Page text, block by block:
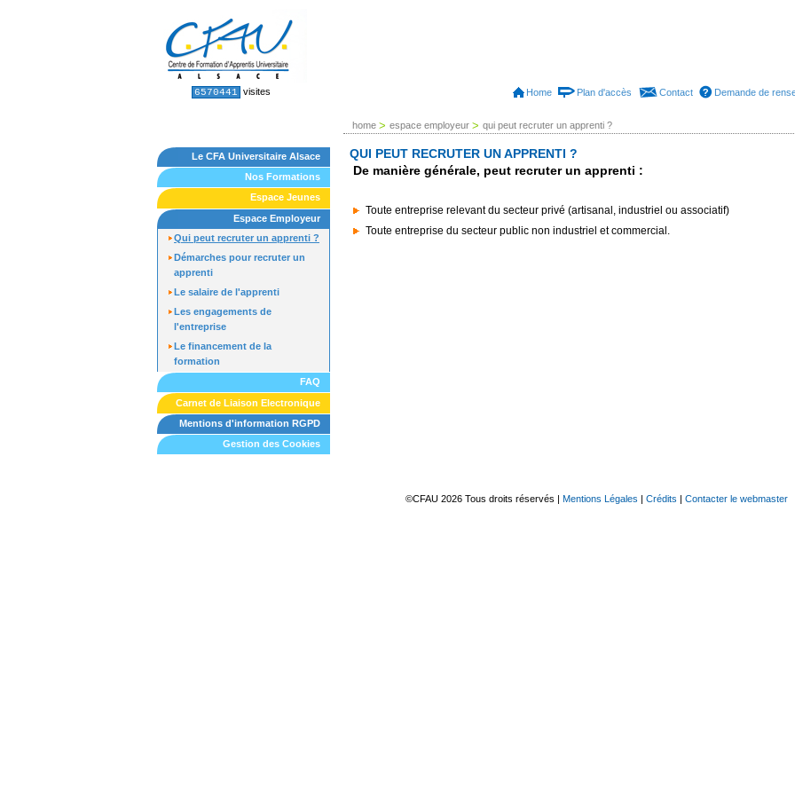
content.
Skip
navigation
6570441 visites Home Plan d'accès Contact Demande de
Le CFA Universitaire Alsace
Nos Formations
Espace Jeunes
Espace Employeur
Qui peut recruter un apprenti ?
Démarches pour recruter un
apprenti
Le salaire de l'apprenti
Les engagements de
l'entreprise
Le financement de la
formation
FAQ
Carnet de Liaison Electronique
Mentions d'information RGPD
Gestion des Cookies
home > espace employeur > qui peut recruter un apprenti ?
QUI PEUT RECRUTER UN APPRENTI ?
De manière générale, peut recruter un apprenti :
Toute entreprise relevant du secteur privé (artisanal, industriel ou associatif)
Toute entreprise du secteur public non industriel et commercial.
©CFAU 2026 Tous droits réservés | Mentions Légales | Crédits | Contacter le webmaster